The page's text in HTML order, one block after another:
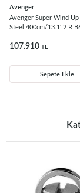
Avenger
Avenger Super Wind Up
Steel 400cm/13.1' 2 R
107.910 TL
Sepete Ekle